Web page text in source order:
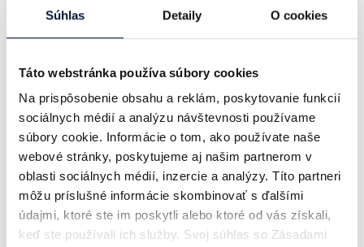
Súhlas Detaily O cookies
Táto webstránka používa súbory cookies
Na prispôsobenie obsahu a reklám, poskytovanie funkcií
sociálnych médií a analýzu návštevnosti používame
súbory cookie. Informácie o tom, ako používate naše
webové stránky, poskytujeme aj našim partnerom v
oblasti sociálnych médií, inzercie a analýzy. Títo partneri
môžu príslušné informácie skombinovať s ďalšími
údajmi, ktoré ste im poskytli alebo ktoré od vás získali,
keď ste používali ich služby. Svoj súhlas so Zásadami
k nim?
Aké sú novinky v súťaži?
Súťaž prichádza v tomto ročníku s novinkami – nové
špecifické podkategórie, žiadne obmedzenia v počte
prihlásených prác a rozšírenie ocenení na Bronzový,
Strieborný, Zlatý PIE a Grand PIE.
Prečo sa prihlásiť?